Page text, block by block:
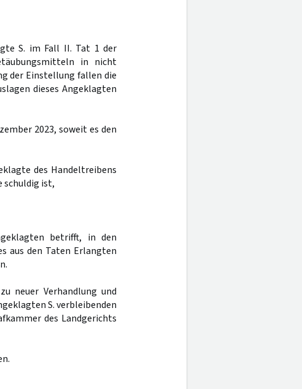
S. im Fall II. Tat 1 der
in nicht
der Einstellung fallen die
dieses Angeklagten
2023, soweit es den
des Handeltreibens
ist,
betrifft, in den
aus den Taten Erlangten
neuer Verhandlung und
S. verbleibenden
des Landgerichts